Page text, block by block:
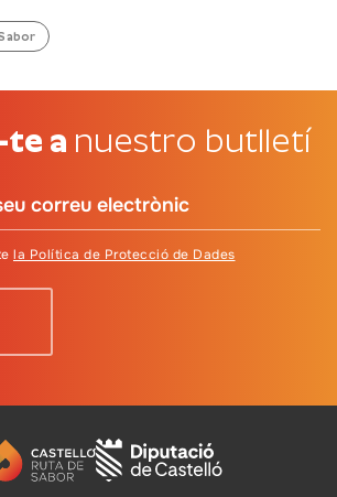
te a nuestro butlletí
la Política de Protecció de Dades